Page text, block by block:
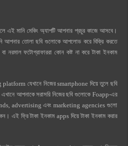
এই মানি মেকিং অ্যাপটি আপনার প্রচুর কাজে আসবে।
আপনার তোলা ছবি গুলোকে আপলোড করে বিক্রি করতে
নরমাল ফটোগ্রাফাররা কোন কষ্ট না করে টাকা ইনকাম
যেখানে নিজের smartphone দিয়ে তুলে ছবি
আপনাকে সরাসরি নিজের ছবি গুলোকে Foapp-এর
advertising এবং marketing agencies গুলো
এই ফ্রি টাকা ইনকাম apps দিয়ে টাকা ইনকাম করার